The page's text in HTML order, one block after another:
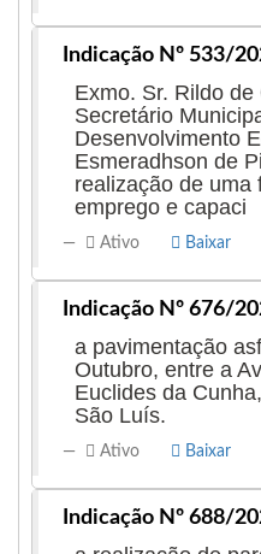
Indicação Nº 533/
Exmo. Sr. Rildo
Secretário
Desenvolvimento
Esmeradhson de
realização de uma
emprego e capaci
Ativo Baixar
Indicação Nº 676/
a pavimentação
Outubro, entre a
Euclides da
São Luís.
Ativo Baixar
Indicação Nº 688/